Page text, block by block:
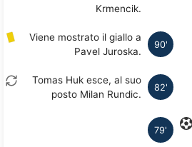
Krmencik.
90'
Viene mostrato il giallo a
Pavel Juroska.
82'
Tomas Huk esce, al suo
posto Milan Rundic.
79'